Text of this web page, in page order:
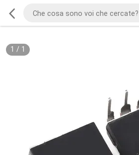
1 / 1